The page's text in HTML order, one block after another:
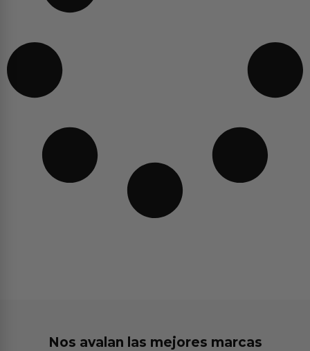
Nos avalan las mejores marcas